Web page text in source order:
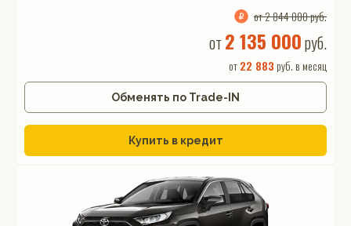
от 2 844 000 руб.
от 2 135 000руб.
от22 883 руб. в месяц
Обменять по Trade-IN
Купить в кредит